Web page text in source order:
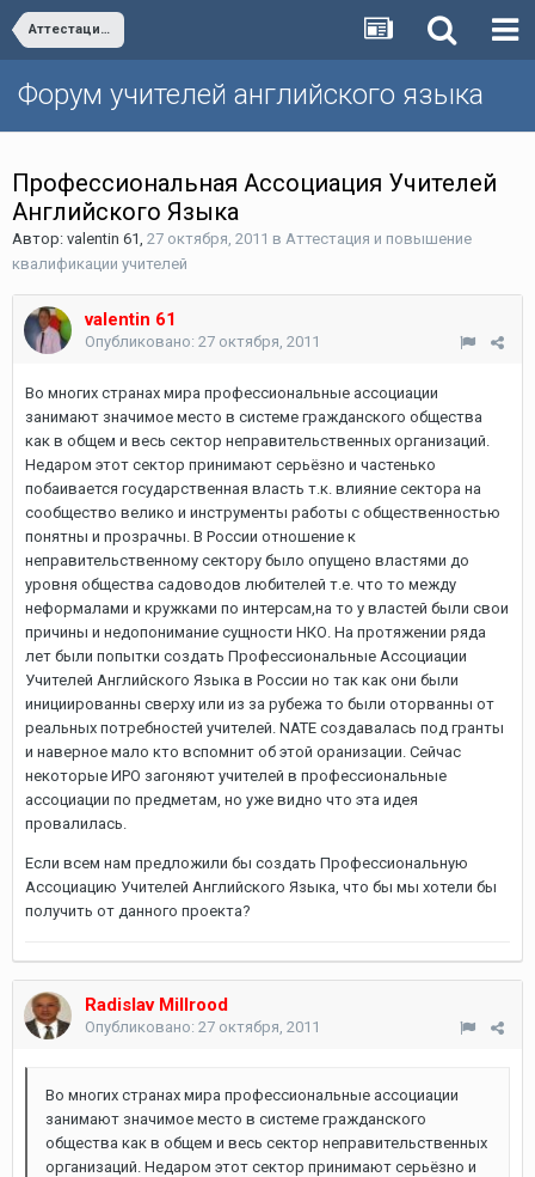
Аттестация и повышение квалификации учителей
Форум учителей английского языка
Профессиональная Ассоциация Учителей
Английского Языка
Автор: valentin 61, 27 октября, 2011 в Аттестация и повышение
квалификации учителей
valentin 61
Опубликовано: 27 октября, 2011
Во многих странах мира профессиональные ассоциации
занимают значимое место в системе гражданского общества
как в общем и весь сектор неправительственных организаций.
Недаром этот сектор принимают серьёзно и частенько
побаивается государственная власть т.к. влияние сектора на
сообщество велико и инструменты работы с общественностью
понятны и прозрачны. В России отношение к
неправительственному сектору было опущено властями до
уровня общества садоводов любителей т.е. что то между
неформалами и кружками по интерсам,на то у властей были свои
причины и недопонимание сущности НКО. На протяжении ряда
лет были попытки создать Профессиональные Ассоциации
Учителей Английского Языка в России но так как они были
инициированны сверху или из за рубежа то были оторванны от
реальных потребностей учителей. NATE создавалась под гранты
и наверное мало кто вспомнит об этой оранизации. Сейчас
некоторые ИРО загоняют учителей в профессиональные
ассоциации по предметам, но уже видно что эта идея
провалилась.
Если всем нам предложили бы создать Профессиональную
Ассоциацию Учителей Английского Языка, что бы мы хотели бы
получить от данного проекта?
Radislav Millrood
Опубликовано: 27 октября, 2011
Во многих странах мира профессиональные ассоциации
занимают значимое место в системе гражданского
общества как в общем и весь сектор неправительственных
организаций. Недаром этот сектор принимают серьёзно и